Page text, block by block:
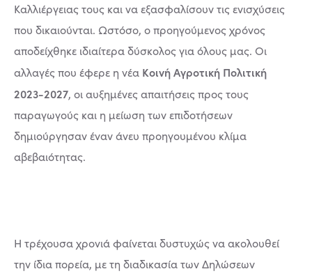
Καλλιέργειας τους και να εξασφαλίσουν τις ενισχύσεις
που δικαιούνται. Ωστόσο, ο προηγούμενος χρόνος
αποδείχθηκε ιδιαίτερα δύσκολος για όλους μας. Οι
αλλαγές που έφερε η νέα Κοινή Αγροτική Πολιτική
2023-2027, οι αυξημένες απαιτήσεις προς τους
παραγωγούς και η μείωση των επιδοτήσεων
δημιούργησαν έναν άνευ προηγουμένου κλίμα
αβεβαιότητας.
Η τρέχουσα χρονιά φαίνεται δυστυχώς να ακολουθεί
την ίδια πορεία, με τη διαδικασία των Δηλώσεων